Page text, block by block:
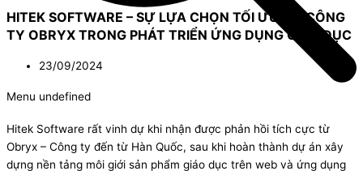
Menu undefined
HITEK SOFTWARE – SỰ LỰA CHỌN TỐI ƯU TỪ CÔNG
TY OBRYX TRONG PHÁT TRIỂN ỨNG DỤNG GIÁO DỤC
23/09/2024
Hitek Software rất vinh dự khi nhận được phản hồi tích cực từ
Obryx – Công ty đến từ Hàn Quốc, sau khi hoàn thành dự án xây
dựng nền tảng môi giới sản phẩm giáo dục trên web và ứng dụng